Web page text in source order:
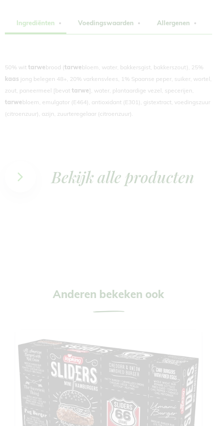
Ingrediënten Voedingswaarden Allergenen
50% wit tarwebrood (tarwebloem, water, bakkersgist, bakkerszout), 25%
kaas jong belegen 48+, 20% varkensvlees, 1% Spaanse peper, suiker, wortel,
zout, paneermeel [bevat tarwe], water, plantaardige vezel, specerijen,
tarwebloem, emulgator (E464), antioxidant (E301), gistextract, voedingszuur
(citroenzuur), azijn, zuurteregelaar (citroenzuur).
Bekijk alle producten
Anderen bekeken ook